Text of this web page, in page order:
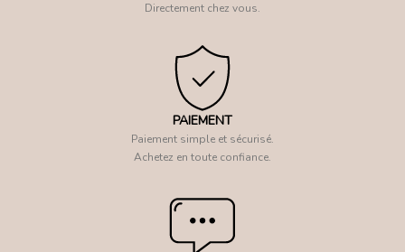
Directement chez vous.
PAIEMENT
Paiement simple et sécurisé.
Achetez en toute confiance.